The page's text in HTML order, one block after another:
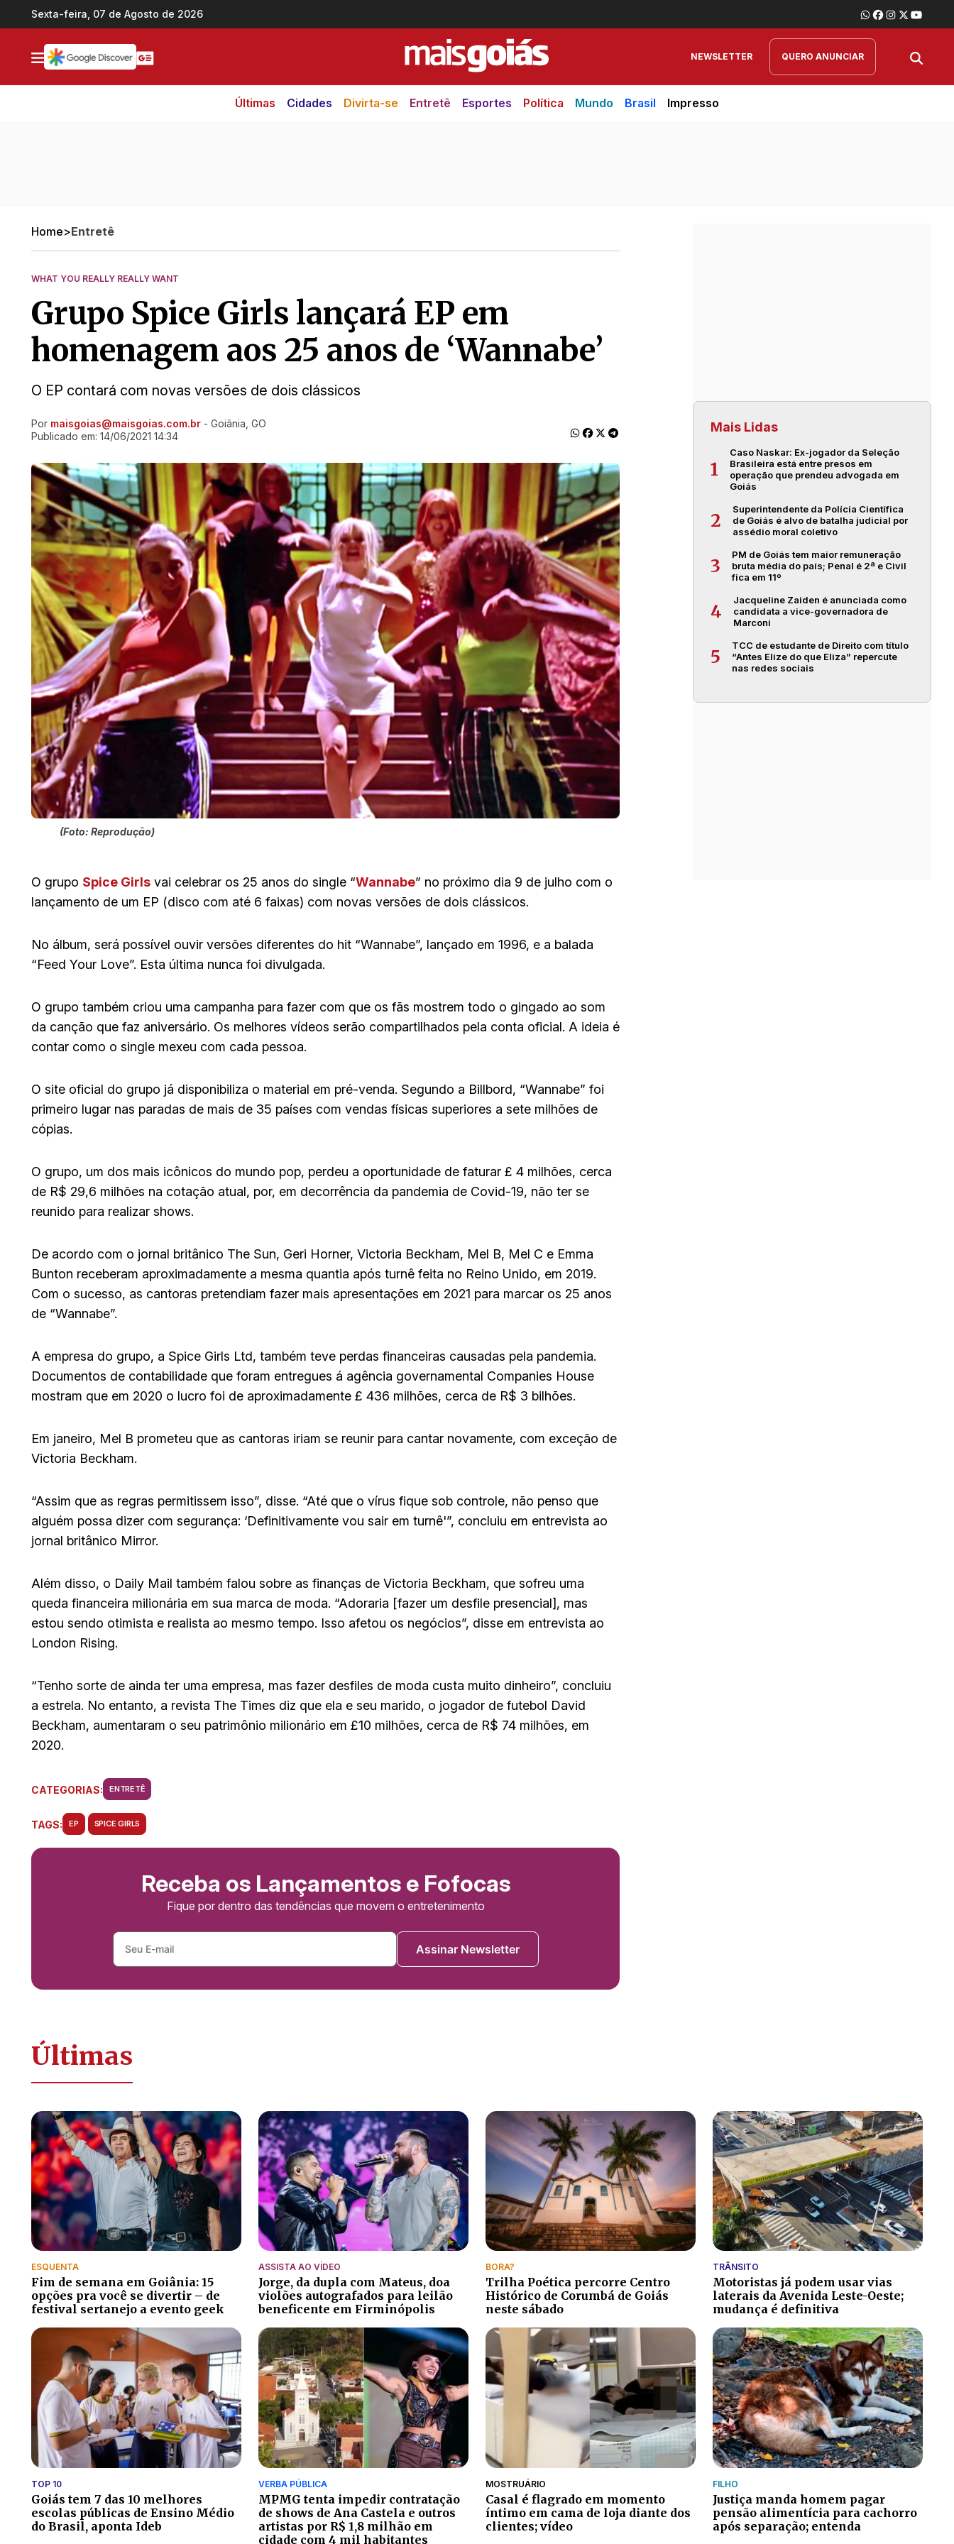
Ir direto pro conteúdo
Sexta-feira, 07 de Agosto de 2026
NEWSLETTER QUERO ANUNCIAR
Últimas Cidades Divirta-se Entretê Esportes Política Mundo Brasil Impresso
Home>Entretê
WHAT YOU REALLY REALLY WANT
Grupo Spice Girls lançará EP em
homenagem aos 25 anos de ‘Wannabe’
O EP contará com novas versões de dois clássicos
Ir direto pra matéria
Por maisgoias@maisgoias.com.br - Goiânia, GO
Publicado em: 14/06/2021 14:34
(Foto: Reprodução)
O grupo Spice Girls vai celebrar os 25 anos do single “Wannabe” no próximo dia 9 de julho com o
lançamento de um EP (disco com até 6 faixas) com novas versões de dois clássicos.
No álbum, será possível ouvir versões diferentes do hit “Wannabe”, lançado em 1996, e a balada
“Feed Your Love”. Esta última nunca foi divulgada.
O grupo também criou uma campanha para fazer com que os fãs mostrem todo o gingado ao som
da canção que faz aniversário. Os melhores vídeos serão compartilhados pela conta oficial. A ideia é
contar como o single mexeu com cada pessoa.
O site oficial do grupo já disponibiliza o material em pré-venda. Segundo a Billbord, “Wannabe” foi
primeiro lugar nas paradas de mais de 35 países com vendas físicas superiores a sete milhões de
cópias.
O grupo, um dos mais icônicos do mundo pop, perdeu a oportunidade de faturar £ 4 milhões, cerca
de R$ 29,6 milhões na cotação atual, por, em decorrência da pandemia de Covid-19, não ter se
reunido para realizar shows.
De acordo com o jornal britânico The Sun, Geri Horner, Victoria Beckham, Mel B, Mel C e Emma
Bunton receberam aproximadamente a mesma quantia após turnê feita no Reino Unido, em 2019.
Com o sucesso, as cantoras pretendiam fazer mais apresentações em 2021 para marcar os 25 anos
de “Wannabe”.
A empresa do grupo, a Spice Girls Ltd, também teve perdas financeiras causadas pela pandemia.
Documentos de contabilidade que foram entregues á agência governamental Companies House
mostram que em 2020 o lucro foi de aproximadamente £ 436 milhões, cerca de R$ 3 bilhões.
Em janeiro, Mel B prometeu que as cantoras iriam se reunir para cantar novamente, com exceção de
Victoria Beckham.
“Assim que as regras permitissem isso”, disse. “Até que o vírus fique sob controle, não penso que
alguém possa dizer com segurança: ‘Definitivamente vou sair em turnê'”, concluiu em entrevista ao
jornal britânico Mirror.
Além disso, o Daily Mail também falou sobre as finanças de Victoria Beckham, que sofreu uma
queda financeira milionária em sua marca de moda. “Adoraria [fazer um desfile presencial], mas
estou sendo otimista e realista ao mesmo tempo. Isso afetou os negócios”, disse em entrevista ao
London Rising.
“Tenho sorte de ainda ter uma empresa, mas fazer desfiles de moda custa muito dinheiro”, concluiu
a estrela. No entanto, a revista The Times diz que ela e seu marido, o jogador de futebol David
Beckham, aumentaram o seu patrimônio milionário em £10 milhões, cerca de R$ 74 milhões, em
2020.
CATEGORIAS: ENTRETÊ
TAGS: EP SPICE GIRLS
Receba os Lançamentos e Fofocas
Fique por dentro das tendências que movem o entretenimento
Assinar Newsletter
Mais Lidas
1
Caso Naskar: Ex-jogador da Seleção
Brasileira está entre presos em
operação que prendeu advogada em
Goiás
2
Superintendente da Polícia Científica
de Goiás é alvo de batalha judicial por
assédio moral coletivo
3
PM de Goiás tem maior remuneração
bruta média do país; Penal é 2ª e Civil
fica em 11º
4
Jacqueline Zaiden é anunciada como
candidata a vice-governadora de
Marconi
5
TCC de estudante de Direito com título
“Antes Elize do que Eliza” repercute
nas redes sociais
Últimas
ESQUENTA
Fim de semana em Goiânia: 15
opções pra você se divertir – de
festival sertanejo a evento geek
ASSISTA AO VÍDEO
Jorge, da dupla com Mateus, doa
violões autografados para leilão
beneficente em Firminópolis
BORA?
Trilha Poética percorre Centro
Histórico de Corumbá de Goiás
neste sábado
TRÂNSITO
Motoristas já podem usar vias
laterais da Avenida Leste-Oeste;
mudança é definitiva
TOP 10
Goiás tem 7 das 10 melhores
escolas públicas de Ensino Médio
do Brasil, aponta Ideb
VERBA PÚBLICA
MPMG tenta impedir contratação
de shows de Ana Castela e outros
artistas por R$ 1,8 milhão em
cidade com 4 mil habitantes
MOSTRUÁRIO
Casal é flagrado em momento
íntimo em cama de loja diante dos
clientes; vídeo
FILHO
Justiça manda homem pagar
pensão alimentícia para cachorro
após separação; entenda